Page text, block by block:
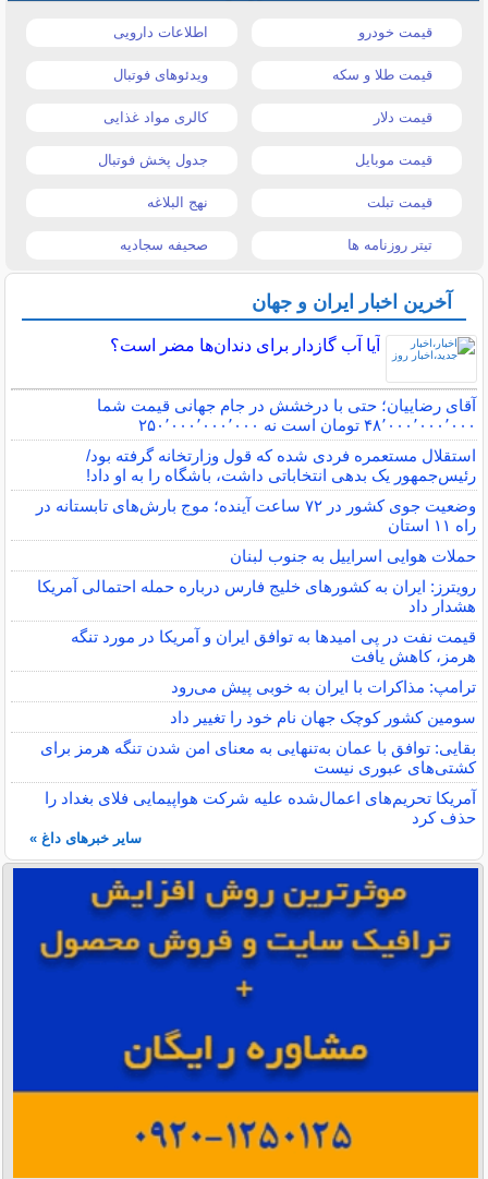
قیمت خودرو اطلاعات دارویی
قیمت طلا و سکه ویدئوهای فوتبال
قیمت دلار کالری مواد غذایی
قیمت موبایل جدول پخش فوتبال
قیمت تبلت نهج البلاغه
تیتر روزنامه ها صحیفه سجادیه
آخرین اخبار ایران و جهان
آیا آب گازدار برای دندان‌ها مضر است؟
آقای رضاییان؛ حتی با درخشش در جام جهانی قیمت شما
۴۸٬۰۰۰٬۰۰۰٬۰۰۰ تومان است نه ۲۵۰٬۰۰۰٬۰۰۰٬۰۰۰
استقلال مستعمره فردی شده که قول وزارتخانه گرفته بود/
رئیس‌جمهور یک بدهی انتخاباتی داشت، باشگاه را به او داد!
وضعیت جوی کشور در ۷۲ ساعت آینده؛ موج بارش‌های تابستانه در
راه ۱۱ استان
حملات هوایی اسراییل به جنوب لبنان
رویترز: ایران به کشورهای خلیج فارس درباره حمله احتمالی آمریکا
هشدار داد
قیمت نفت در پی امیدها به توافق ایران و آمریکا در مورد تنگه
هرمز، کاهش یافت
ترامپ: مذاکرات با ایران به خوبی پیش می‌رود
سومین کشور کوچک جهان نام خود را تغییر داد
بقایی: توافق با عمان به‌تنهایی به معنای امن شدن تنگه هرمز برای
کشتی‌های عبوری نیست
آمریکا تحریم‌های اعمال‌شده علیه شرکت هواپیمایی فلای بغداد را
حذف کرد
سایر خبرهای داغ »